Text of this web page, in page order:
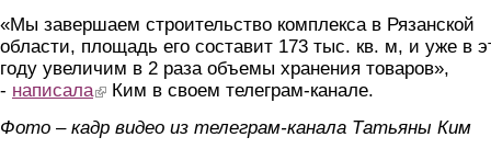
«Мы завершаем строительство комплекса в Рязанской
области, площадь его составит 173 тыс. кв. м, и уже в
году увеличим в 2 раза объемы хранения товаров»,
- написала(link is external)
Ким в своем телеграм-канале.
Фото – кадр видео из телеграм-канала Татьяны Ким